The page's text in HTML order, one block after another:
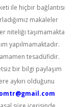
ile hiçbir bağlantısı
makaleler
niteliği taşımamakta
yapılmamaktadır.
tesadüfidir.
bir bilgi paylaşım
aykırı olduğunu